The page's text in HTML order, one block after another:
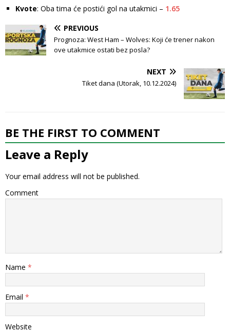
Kvote: Oba tima će postići gol na utakmici – 1.65
PREVIOUS
Prognoza: West Ham – Wolves: Koji će trener nakon
ove utakmice ostati bez posla?
NEXT
Tiket dana (Utorak, 10.12.2024)
BE THE FIRST TO COMMENT
Leave a Reply
Your email address will not be published.
Comment
Name *
Email *
Website